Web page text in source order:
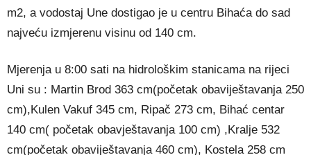
m2, a vodostaj Une dostigao je u centru Bihaća do sad
najveću izmjerenu visinu od 140 cm.
Mjerenja u 8:00 sati na hidrološkim stanicama na rijeci
Uni su : Martin Brod 363 cm(početak obaviještavanja 250
cm),Kulen Vakuf 345 cm, Ripač 273 cm, Bihać centar
140 cm( početak obavještavanja 100 cm) ,Kralje 532
cm(početak obaviještavanja 460 cm), Kostela 258 cm